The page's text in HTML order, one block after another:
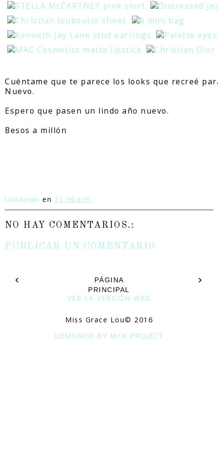
Cuéntame que te parece los looks que recreé
Nuevo.
Espero que pasen un lindo año nuevo.
Besos a millón
Unknown en 11:56 a.m.
NO HAY COMENTARIOS.:
PUBLICAR UN COMENTARIO
‹ ›
PÁGINA
PRINCIPAL
VER LA VERSIÓN WEB
Miss Grace Lou© 2016
DESIGNED BY M+K PROJECT